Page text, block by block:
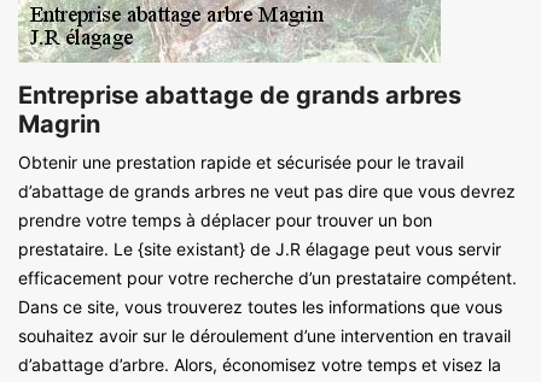
Entreprise abattage de grands arbres
Magrin
Obtenir une prestation rapide et sécurisée pour le travail
d’abattage de grands arbres ne veut pas dire que vous devrez
prendre votre temps à déplacer pour trouver un bon
prestataire. Le {site existant} de J.R élagage peut vous servir
efficacement pour votre recherche d’un prestataire compétent.
Dans ce site, vous trouverez toutes les informations que vous
souhaitez avoir sur le déroulement d’une intervention en travail
d’abattage d’arbre. Alors, économisez votre temps et visez la